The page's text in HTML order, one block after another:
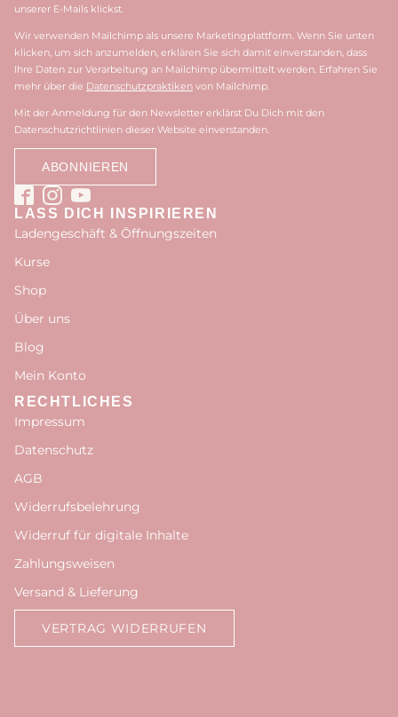
unserer E-Mails klickst.
Wir verwenden Mailchimp als unsere Marketingplattform. Wenn Sie unten
klicken, um sich anzumelden, erklären Sie sich damit einverstanden, dass
Ihre Daten zur Verarbeitung an Mailchimp übermittelt werden. Erfahren Sie
mehr über die Datenschutzpraktiken von Mailchimp.
Mit der Anmeldung für den Newsletter erklärst Du Dich mit den
Datenschutzrichtlinien dieser Website einverstanden.
LASS DICH INSPIRIEREN
Ladengeschäft & Öffnungszeiten
Kurse
Shop
Über uns
Blog
Mein Konto
RECHTLICHES
Impressum
Datenschutz
AGB
Widerrufsbelehrung
Widerruf für digitale Inhalte
Zahlungsweisen
Versand & Lieferung
VERTRAG WIDERRUFEN